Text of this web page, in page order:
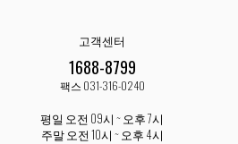
고객센터
1688-8799
팩스 031-316-0240
평일 오전 09시 ~ 오후 7시
주말 오전 10시 ~ 오후 4시